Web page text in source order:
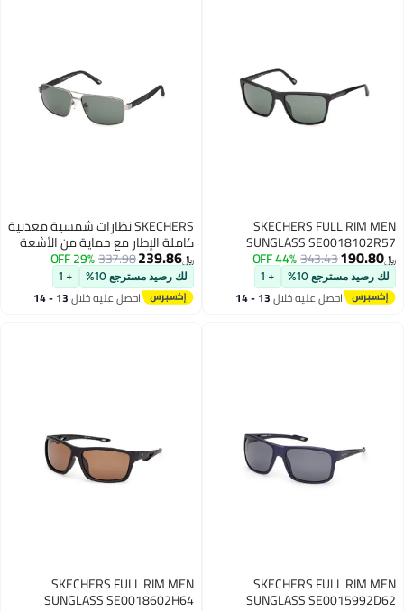
SKECHERS FULL RIM MEN
SUNGLASS SE0018102R57
﷼‏190.80
343.43
44% OFF
لك رصيد مسترجع 10% + 1
احصل عليه خلال 13 - 14
SKECHERS نظارات شمسية معدنية
كاملة الإطار مع حماية من الأشعة
فوق البنفسجية SKECHERS
SE0015709R59
﷼‏239.86
337.98
29% OFF
لك رصيد مسترجع 10% + 1
احصل عليه خلال 13 - 14
SKECHERS FULL RIM MEN
SUNGLASS SE0015992D62
SKECHERS FULL RIM MEN
SUNGLASS SE0018602H64